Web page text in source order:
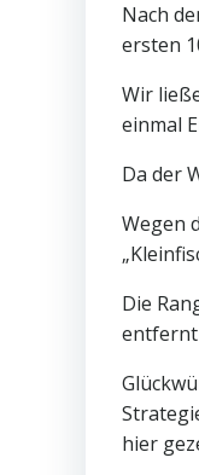
Nach
ersten
Wir
einmal
Da der
Wegen
Die
entfernt
hier